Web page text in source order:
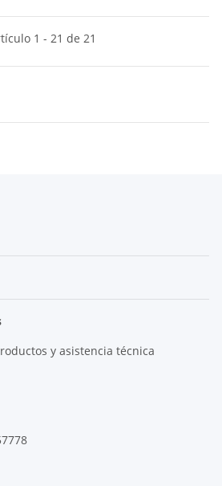
1 - 21 de 21
y asistencia técnica